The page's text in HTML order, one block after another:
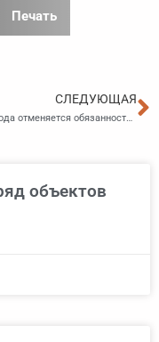
Печать
СЛЕДУЮЩАЯ
С 2027 года отменяется обязанность по предоставлению деклараций по налогу на прибыль организаций по обособленным подразделениям: УФНС
объектов